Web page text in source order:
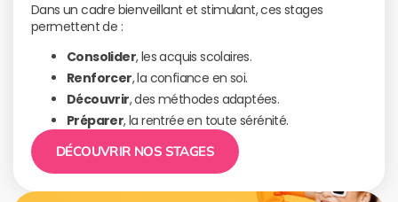
Dans un cadre bienveillant et stimulant, ces stages
permettent de :
Consolider, les acquis scolaires.
Renforcer, la confiance en soi.
Découvrir, des méthodes adaptées.
Préparer, la rentrée en toute sérénité.
DÉCOUVRIR NOS STAGES